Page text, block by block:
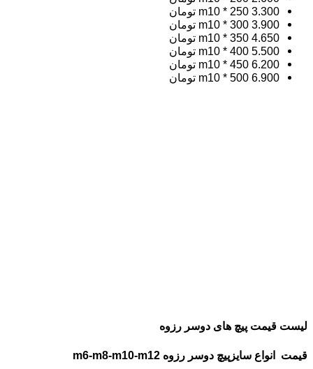
m10 * 250 3.300 تومان
m10 * 300 3.900 تومان
m10 * 350 4.650 تومان
m10 * 400 5.500 تومان
m10 * 450 6.200 تومان
m10 * 500 6.900 تومان
لیست قیمت پیچ های دوسر رزوه
قیمت انواع سایزپیچ دوسر رزوه m6-m8-m10-m12